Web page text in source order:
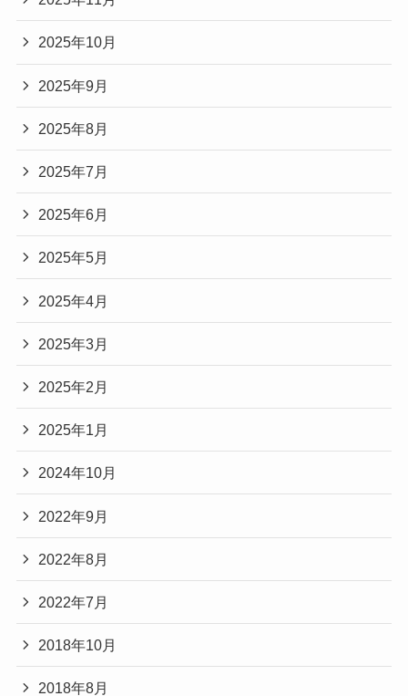
2025年10月
2025年9月
2025年8月
2025年7月
2025年6月
2025年5月
2025年4月
2025年3月
2025年2月
2025年1月
2024年10月
2022年9月
2022年8月
2022年7月
2018年10月
2018年8月